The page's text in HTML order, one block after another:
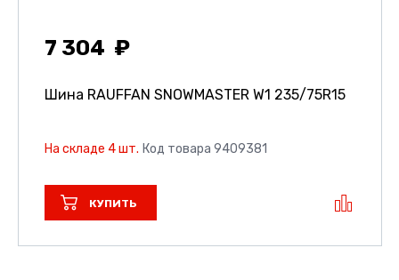
7 304
Шина RAUFFAN SNOWMASTER W1 235/75R15
На складе 4 шт. Код товара 9409381
КУПИТЬ